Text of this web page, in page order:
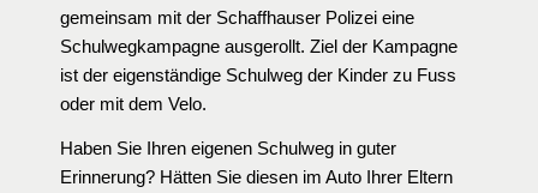
gemeinsam mit der Schaffhauser Polizei eine
Schulwegkampagne ausgerollt. Ziel der Kampagne
ist der eigenständige Schulweg der Kinder zu Fuss
oder mit dem Velo.
Haben Sie Ihren eigenen Schulweg in guter
Erinnerung? Hätten Sie diesen im Auto Ihrer Eltern